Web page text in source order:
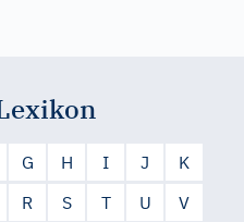
G H I J
K
R S T U
V